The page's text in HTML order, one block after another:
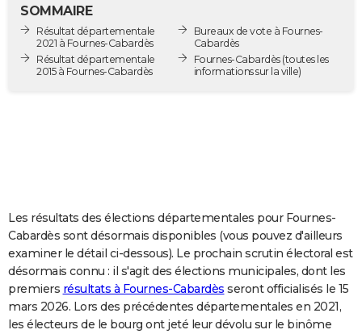
Destinations
City break
Voyage nature
Voyage de noces
Forum
Climat
GUIDES D'ACHAT
COPAINS D'AVANT
AVIS DE DÉCÈS
Bricolage
Lifestyle
Culture
Sport
Auto
Television
Voyage
Cinema
SOMMAIRE
Résultat départementale
2021 à Fournes-Cabardès
Résultat départementale
2015 à Fournes-Cabardès
Bureaux de vote à Fournes-
Cabardès
Fournes-Cabardès(toutes les
informations sur la ville)
Les résultats des élections départementales pour Fournes-
Cabardès sont désormais disponibles (vous pouvez d'ailleurs
examiner le détail ci-dessous). Le prochain scrutin électoral est
désormais connu : il s'agit des élections municipales, dont les
premiers résultats à Fournes-Cabardès seront officialisés le 15
mars 2026. Lors des précédentes départementales en 2021,
les électeurs de le bourg ont jeté leur dévolu sur le binôme